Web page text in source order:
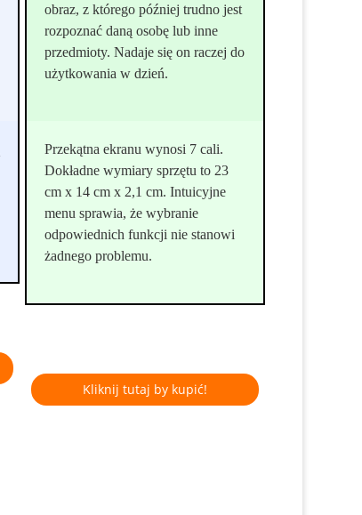
obraz, z którego później trudno jest
rozpoznać daną osobę lub inne
przedmioty. Nadaje się on raczej do
użytkowania w dzień.
Przekątna ekranu wynosi 7 cali.
Dokładne wymiary sprzętu to 23
cm x 14 cm x 2,1 cm. Intuicyjne
menu sprawia, że wybranie
odpowiednich funkcji nie stanowi
żadnego problemu.
Kliknij tutaj by kupić!